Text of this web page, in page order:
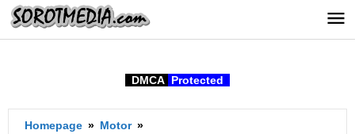
Lewati
ke
konten
DMCA Protected
Homepage » Motor »